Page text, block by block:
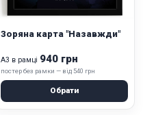
Зоряна карта "Назавжди"
А3 в рамці 940 грн
постер без рамки — від 540 грн
Обрати